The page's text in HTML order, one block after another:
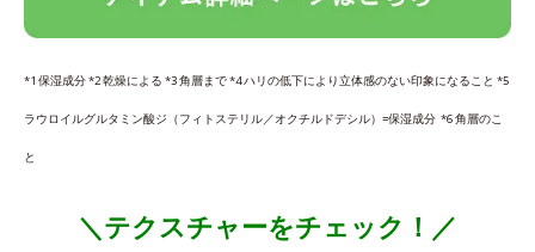
*1 保湿成分 *2 乾燥による *3 角層まで *4 ハリの低下により立体感のない印象になること *5
ラウロイルグルタミン酸ジ（フィトステリル／オクチルドデシル）=保湿成分 *6 角層のこ
と
＼テクスチャーをチェック！／